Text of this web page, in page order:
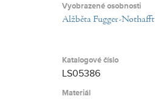
Vyobrazené osobnosti
Alžběta Fugger-Nothafft
Katalogové číslo
LS05386
Materiál